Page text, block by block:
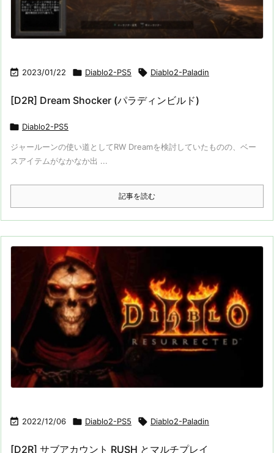
 2023/01/22  Diablo2-PS5  Diablo2-Paladin
[D2R] Dream Shocker (パラディンビルド)
 Diablo2-PS5
ジャールーンの使い道としてRW Dreamを検討していたものの、ベー
スアイテムがなかなか出 ...
記事を読む
 2022/12/06  Diablo2-PS5  Diablo2-Paladin
[D2R] サブアカウント RUSH とマルチプレイ